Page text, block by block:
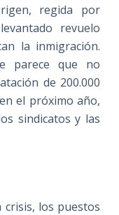
regida por
revuelo
la inmigración.
parece que no
de 200.000
el próximo año,
sindicatos y las
crisis, los puestos